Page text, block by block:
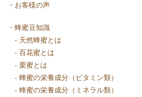
・ お客様の声
・ 蜂蜜豆知識
- 天然蜂蜜とは
- 百花蜜とは
- 栗蜜とは
- 蜂蜜の栄養成分（ビタミン類）
- 蜂蜜の栄養成分（ミネラル類）